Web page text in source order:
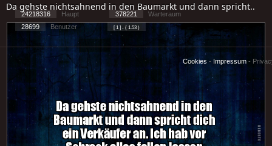
Da gehste nichtsahnend in den Baumarkt und dann spricht..
24218316 Haupt 378221
Warteraum
28699
Benutzer [ 1 ] - ( 1.53 )
Cookies - Impressum -